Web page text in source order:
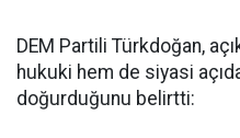
DEM Partili Türkdoğan,
hukuki hem de siyasi
doğurduğunu belirtti: